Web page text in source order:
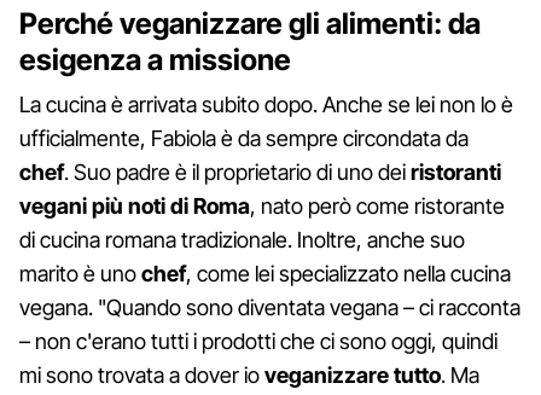
Perché veganizzare gli alimenti: da
esigenza a missione
La cucina è arrivata subito dopo. Anche se lei non lo è
ufficialmente, Fabiola è da sempre circondata da
chef. Suo padre è il proprietario di uno deiristoranti
vegani più noti di Roma, nato però come ristorante
di cucina romana tradizionale. Inoltre, anche suo
marito è unochef, come lei specializzato nella cucina
vegana. "Quando sono diventata vegana – ci racconta
– non c'erano tutti i prodotti che ci sono oggi, quindi
mi sono trovata a dover ioveganizzare tutto. Ma